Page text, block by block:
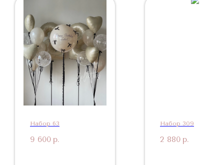
Набор 63
9 600 р.
Набор 309
2 880 р.